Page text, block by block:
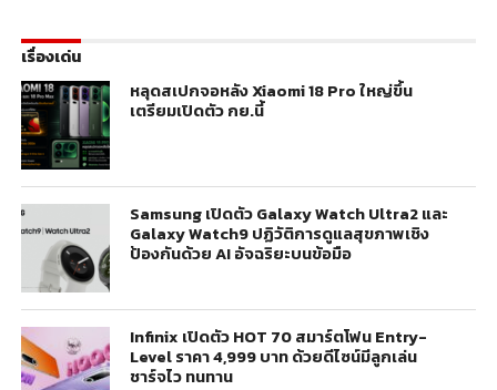
เรื่องเด่น
หลุดสเปกจอหลัง Xiaomi 18 Pro ใหญ่ขึ้น
เตรียมเปิดตัว กย.นี้
Samsung เปิดตัว Galaxy Watch Ultra2 และ
Galaxy Watch9 ปฏิวัติการดูแลสุขภาพเชิง
ป้องกันด้วย AI อัจฉริยะบนข้อมือ
Infinix เปิดตัว HOT 70 สมาร์ตโฟน Entry-
Level ราคา 4,999 บาท ด้วยดีไซน์มีลูกเล่น
ชาร์จไว ทนทาน